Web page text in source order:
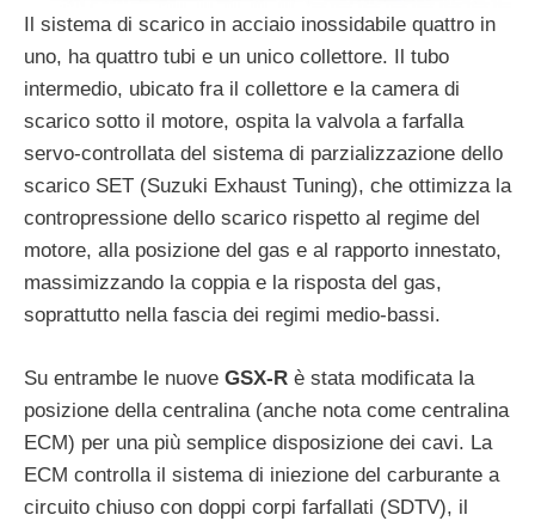
Il sistema di scarico in acciaio inossidabile quattro in
uno, ha quattro tubi e un unico collettore. Il tubo
intermedio, ubicato fra il collettore e la camera di
scarico sotto il motore, ospita la valvola a farfalla
servo-controllata del sistema di parzializzazione dello
scarico SET (Suzuki Exhaust Tuning), che ottimizza la
contropressione dello scarico rispetto al regime del
motore, alla posizione del gas e al rapporto innestato,
massimizzando la coppia e la risposta del gas,
soprattutto nella fascia dei regimi medio-bassi.
Su entrambe le nuove GSX-R è stata modificata la
posizione della centralina (anche nota come centralina
ECM) per una più semplice disposizione dei cavi. La
ECM controlla il sistema di iniezione del carburante a
circuito chiuso con doppi corpi farfallati (SDTV), il